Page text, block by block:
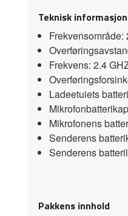
Teknisk informasjon
Frekvens: 2.4
Ladeetuiets
Mikrofonens
Senderens
Senderens
Pakkens innhold